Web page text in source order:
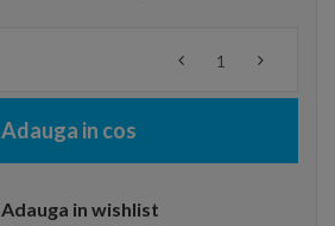
Adauga in cos
Adauga in wishlist